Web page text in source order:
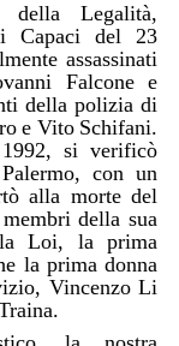
della
Legalità,
Capaci del 23
assassinati
Falcone e
della polizia di
e Vito Schifani.
si verificò
Palermo, con un
alla morte del
della sua
Loi, la prima
la prima donna
Vincenzo Li